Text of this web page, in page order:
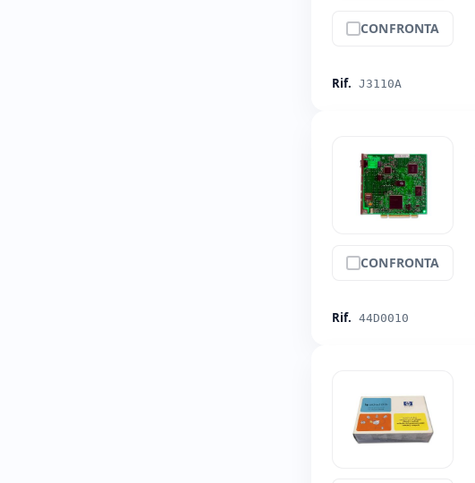
CONFRONTA
Rif. J3110A
CONFRONTA
Rif. 44D0010